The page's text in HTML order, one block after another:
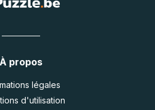
À propos
légales
d'utilisation